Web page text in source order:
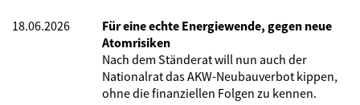
18.06.2026
Für eine echte Energiewende, gegen neue
Atomrisiken
Nach dem Ständerat will nun auch der
Nationalrat das AKW-Neubauverbot kippen,
ohne die finanziellen Folgen zu kennen.